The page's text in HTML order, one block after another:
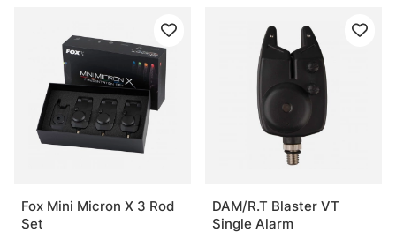
Fox Mini Micron X 3 Rod
Set
DAM/R.T Blaster VT
Single Alarm